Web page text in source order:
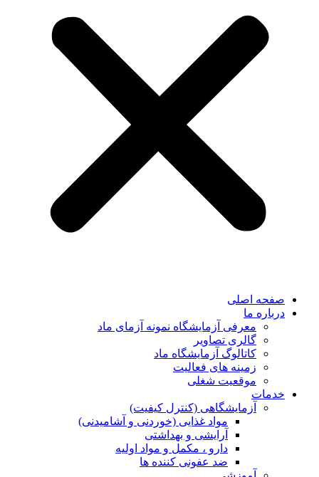
صفحه اصلی
درباره ما
معرفی آزمایشگاه نمونه آزمای ماد
گالری تصاویر
کاتالوگ آزمایشگاه ماد
زمینه های فعالیت
موقعیت شغلی
خدمات
آزمایشگاهی (کنترل کیفیت)
مواد غذایی (خوردنی و آشامیدنی)
آرایشی و بهداشتی
دارو ، مکمل و مواد اولیه
ضد عفونی کننده ها